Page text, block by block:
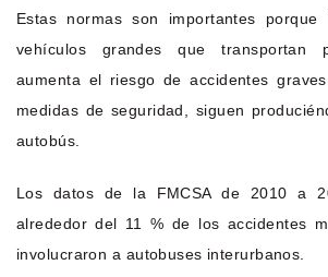
Estas normas son importantes porque
vehículos grandes que transportan
aumenta el riesgo de accidentes
medidas de seguridad, siguen
autobús.
Los datos de la FMCSA de 2010 a
alrededor del 11 % de los accidentes
involucraron a autobuses interurbanos.